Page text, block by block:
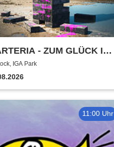
- ZUM GLÜCK IN
ZUKUNFT TOUR 2026
IGA Park
11:00 Uhr